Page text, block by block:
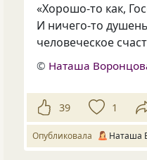
«Хорошо-то как,
И ничего-то
человеческое
© Наташа
39 1
Опубликовала Наташа